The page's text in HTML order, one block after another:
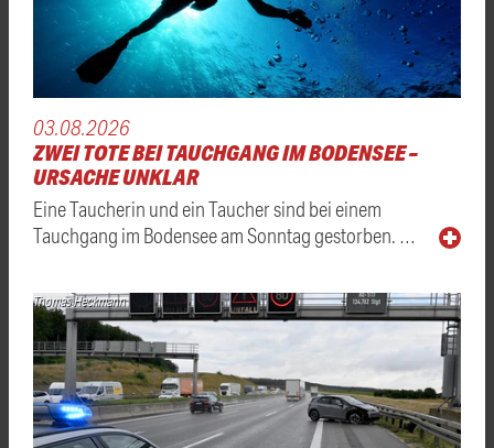
03.08.2026
ZWEI TOTE BEI TAUCHGANG IM BODENSEE –
URSACHE UNKLAR
Eine Taucherin und ein Taucher sind bei einem
Tauchgang im Bodensee am Sonntag gestorben. …
Thomas Heckmann